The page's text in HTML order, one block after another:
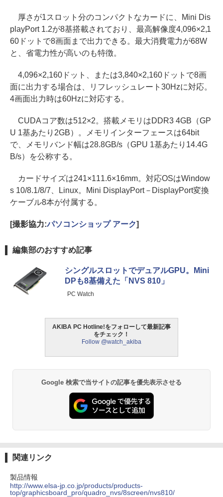
厚さが1スロット分のコンパクトなカードに、Mini Dis
playPort 1.2が8基搭載されており、最高解像度4,096×2,1
60ドットで8画面まで出力できる。最大消費電力が68W
と、省電力性が高いのも特徴。
4,096×2,160ドット、または3,840×2,160ドットで8画
面に出力する場合は、リフレッシュレート30Hzに対応。
4画面出力時は60Hzに対応する。
CUDAコア数は512×2。搭載メモリはDDR3 4GB（GP
U 1基あたり2GB）。メモリインターフェースは64bit
で、メモリバンド幅は28.8GB/s（GPU 1基あたり14.4G
B/s）を公称する。
カードサイズは241×111.6×16mm。対応OSはWindow
s 10/8.1/8/7、Linux。Mini DisplayPort－DisplayPort変換
ケーブル8本が付属する。
[撮影協力:パソコンショップ アーク]
編集部のおすすめ記事
シングルスロットでデュアルGPU。Mini
DPも8基備えた「NVS 810」
PC Watch
AKIBA PC Hotline!をフォローして最新記事
をチェック！
Follow @watch_akiba
Google 検索で当サイトの記事を優先表示させる
関連リンク
製品情報
http://www.elsa-jp.co.jp/products/products-
top/graphicsboard_pro/quadro_nvs/8screen/nvs810/